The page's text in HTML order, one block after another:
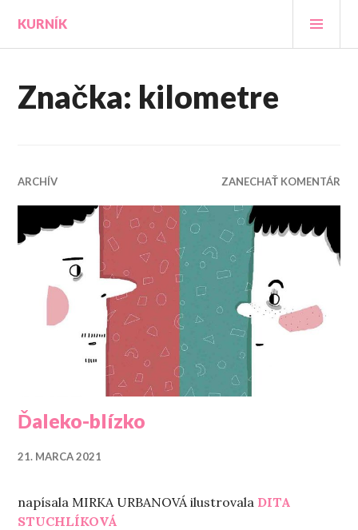
obsah
KURNÍK
Značka: kilometre
ARCHÍV ZANECHAŤ KOMENTÁR
Ďaleko-blízko
21. MARCA 2021
napísala MIRKA URBANOVÁ ilustrovala DITA
STUCHLÍKOVÁ